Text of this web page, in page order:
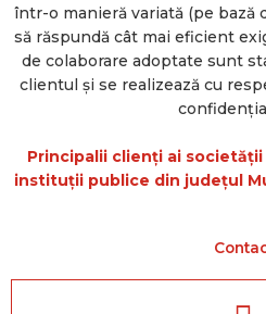
într-o manieră variată (pe bază
să răspundă cât mai eficient
de colaborare adoptate sunt
clientul și se realizează cu
Principalii clienți ai
instituții publice din județul